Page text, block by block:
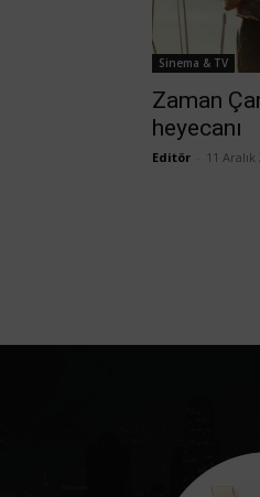
Sinema & TV
Zaman
heyecanı
Editör 11 Aralık